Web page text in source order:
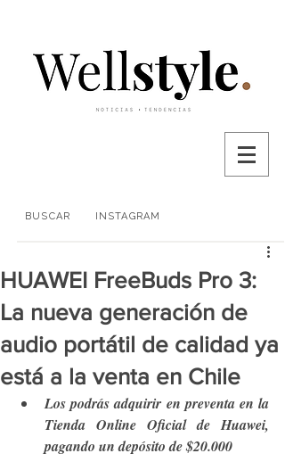
BUSCAR INSTAGRAM
HUAWEI FreeBuds Pro 3:
La nueva generación de
audio portátil de calidad ya
está a la venta en Chile
Los podrás adquirir en preventa en la
Tienda Online Oficial de Huawei,
pagando un depósito de $20.000